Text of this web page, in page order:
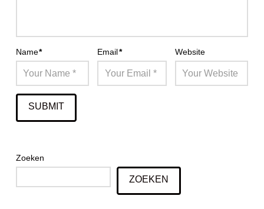
Name* Email* Website
Zoeken
ZOEKEN